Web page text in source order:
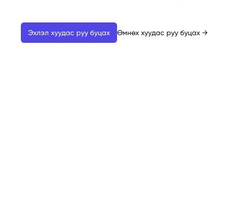
Эхлэл хуудас руу буцах Өмнөх хуудас руу буцах →